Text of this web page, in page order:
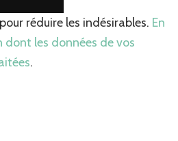
réduire les indésirables. En
dont les données de vos
.